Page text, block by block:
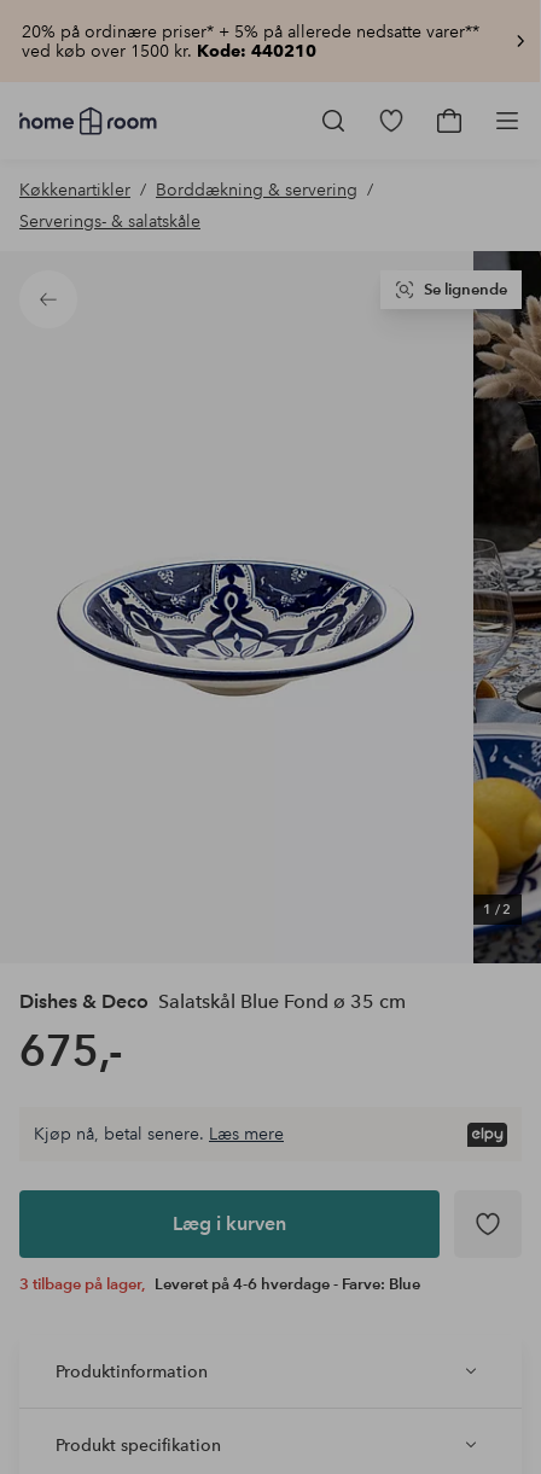
20% på ordinære priser* + 5% på allerede nedsatte varer**
ved køb over 1500 kr. Kode: 440210
Homeroom
–
hjemmet
til
Gå
Gå
Køkkenartikler
Borddækning & servering
Serverings- & salatskåle
Tilbage
1 /2
Se lignende
Dishes & Deco Salatskål Blue Fond ø 35 cm
675,-
Læg i
Kjøp nå, betal senere. Læs mere
Læg i kurven
3 tilbage på lager, Leveret på 4-6 hverdage - Farve: Blue
Produktinformation
Produkt specifikation